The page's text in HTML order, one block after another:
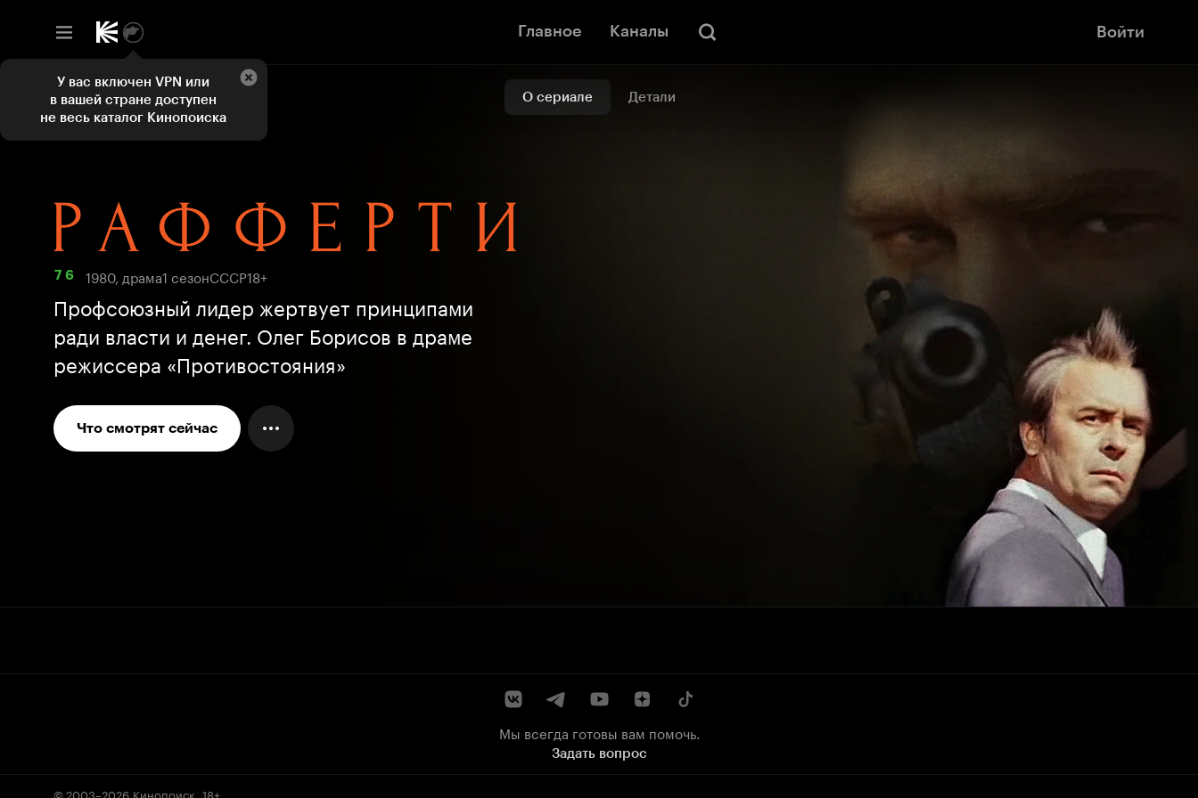
Главное Каналы Войти
О сериале Детали
7 6 1980, драма1 сезонСССР18+
Профсоюзный лидер жертвует принципами
ради власти и денег. Олег Борисов в драме
режиссера «Противостояния»
Что смотрят сейчас
Мы всегда готовы вам помочь.
Задать вопрос
© 2003–2026 Кинопоиск 18+
У вас включен VPN или
в вашей стране доступен
не весь каталог Кинопоиска